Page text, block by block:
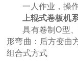
U形弯
一人作业，操
上辊式卷板机
具有卷制O型
形弯曲：后方变曲
组合式方式